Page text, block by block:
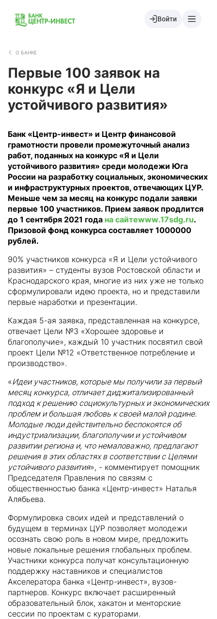
Войти
О БАНКЕ
Первые 100 заявок на
конкурс «Я и Цели
устойчивого развития»
Банк «Центр-инвест» и Центр финансовой
грамотности провели промежуточный анализ
работ, поданных на конкурс «Я и Цели
устойчивого развития» среди молодежи Юга
России на разработку социальных, экономических
и инфраструктурных проектов, отвечающих ЦУР.
Меньше чем за месяц на конкурс подали заявки
первые 100 участников. Прием заявок продлится
до 1 сентября 2021 года на сайтеwww.17sdg.ru.
Призовой фонд конкурса составляет 1000000
рублей.
90% участников конкурса «Я и Цели устойчивого
развития» – студенты вузов Ростовской области и
Краснодарского края, многие из них уже не только
сформулировали идею проекта, но и представили
первые наработки и презентации.
Каждая 5-ая заявка, представленная на конкурсе,
отвечает Цели №3 «Хорошее здоровье и
благополучие», каждый 10 участник посвятил свой
проект Цели №12 «Ответственное потребление и
производство».
«Идеи участников, которые мы получили за первый
месяц конкурса, отличает диджитализированный
подход к решению социокультурных и экономических
проблем и большая любовь к своей малой родине.
Молодые люди действительно беспокоятся об
индустриализации, благополучии и устойчивом
развитии региона и, что немаловажно, предлагают
решения в этих областях в соответствии с Целями
устойчивого развития», - комментирует помощник
Председателя Правления по связям с
общественностью банка «Центр-инвест» Наталья
Алябьева.
Формулировка своих идей и представлений о
будущем в терминах ЦУР позволяет молодежи
осознать свою роль в новом мире, предложить
новые локальные решения глобальных проблем.
Участники конкурса получат консультационную
поддержку наставников и специалистов
Акселератора банка «Центр-инвест», вузов-
партнеров. Конкурс включает расширенный
образовательный блок, хакатон и менторские
сессии по проектам с кураторами.